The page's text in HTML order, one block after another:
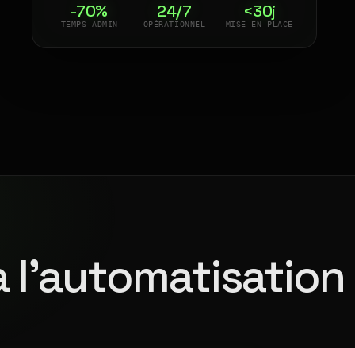
-70%
TEMPS ADMIN
24/7
OPÉRATIONNEL
<30j
MISE EN PLACE
l'automatisation